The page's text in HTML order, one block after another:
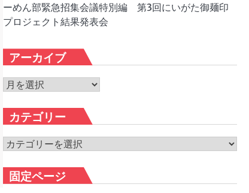
ーめん部緊急招集会議特別編 第3回にいがた御麺印
プロジェクト結果発表会
アーカイブ
ア
カ
イ
ブ
カテゴリー
カ
ゴ
リ
固定ページ